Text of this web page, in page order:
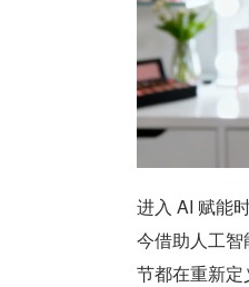
进入 AI 赋能
今借助人工
节都在重新